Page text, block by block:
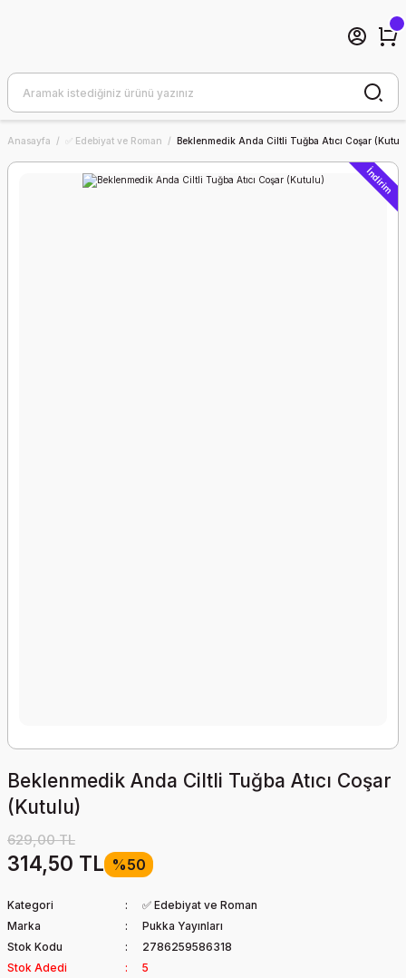
Anasayfa ✅ Edebiyat ve Roman Beklenmedik Anda Ciltli Tuğba Atıcı Coşar
İndirim
Beklenmedik Anda Ciltli Tuğba Atıcı Coşar
(Kutulu)
629,00 TL
314,50 TL %50
Kategori
✅ Edebiyat ve Roman
Marka
Pukka Yayınları
Stok Kodu
2786259586318
Stok Adedi
5